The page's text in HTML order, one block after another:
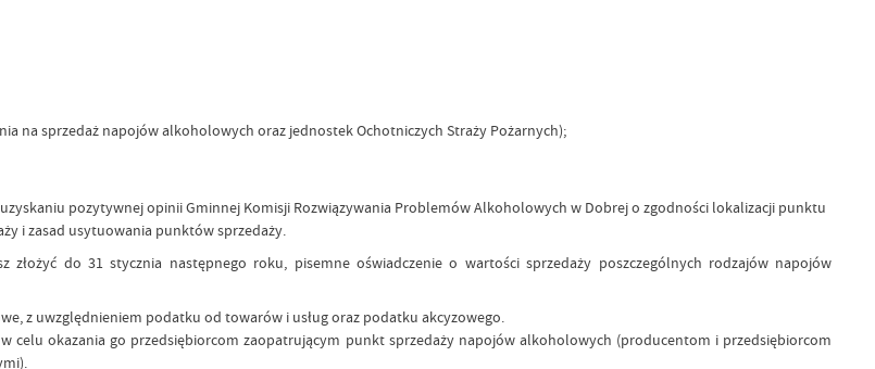
na sprzedaż napojów alkoholowych oraz jednostek Ochotniczych Straży Pożarnych);
pozytywnej opinii Gminnej Komisji Rozwiązywania Problemów Alkoholowych w Dobrej o zgodności lokalizacji punktu
i zasad usytuowania punktów sprzedaży.
do 31 stycznia następnego roku, pisemne oświadczenie o wartości sprzedaży poszczególnych rodzajów napojów
z uwzględnieniem podatku od towarów i usług oraz podatku akcyzowego.
celu okazania go przedsiębiorcom zaopatrującym punkt sprzedaży napojów alkoholowych (producentom i przedsiębiorcom